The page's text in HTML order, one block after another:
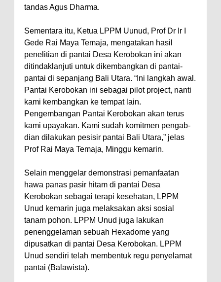
tandas Agus Dharma.
Sementara itu, Ketua LPPM Uunud, Prof Dr Ir I
Gede Rai Maya Temaja, mengatakan hasil
penelitian di pantai Desa Kerobokan ini akan
ditindaklanjuti untuk dikembangkan di pantai-
pantai di sepanjang Bali Utara. “Ini langkah awal.
Pantai Kerobokan ini sebagai pilot project, nanti
kami kembangkan ke tempat lain.
Pengembangan Pantai Kerobokan akan terus
kami upayakan. Kami sudah komitmen pengab-
dian dilakukan pesisir pantai Bali Utara,” jelas
Prof Rai Maya Temaja, Minggu kemarin.
Selain menggelar demonstrasi pemanfaatan
hawa panas pasir hitam di pantai Desa
Kerobokan sebagai terapi kesehatan, LPPM
Unud kemarin juga melaksakan aksi sosial
tanam pohon. LPPM Unud juga lakukan
penenggelaman sebuah Hexadome yang
dipusatkan di pantai Desa Kerobokan. LPPM
Unud sendiri telah membentuk regu penyelamat
pantai (Balawista).